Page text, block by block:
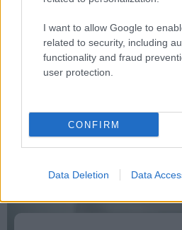
I want to allow Google to
related to security, including
functionality and fraud
user protection.
CONFIRM
Data Deletion Data
Σεμινάρια